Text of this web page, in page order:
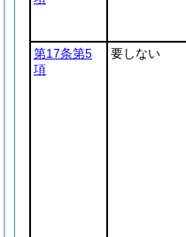
第17条第5
項
要しない